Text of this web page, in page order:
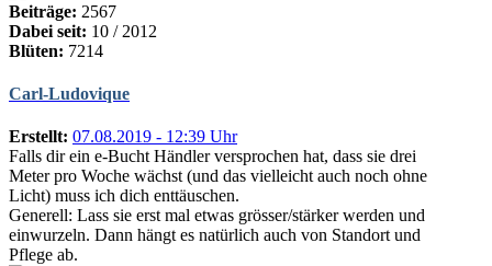
Beiträge: 2567
Dabei seit: 10 / 2012
Blüten: 7214
Carl-Ludovique
Erstellt: 07.08.2019 - 12:39 Uhr
Falls dir ein e-Bucht Händler versprochen hat, dass sie drei
Meter pro Woche wächst (und das vielleicht auch noch ohne
Licht) muss ich dich enttäuschen.
Generell: Lass sie erst mal etwas grösser/stärker werden und
einwurzeln. Dann hängt es natürlich auch von Standort und
Pflege ab.